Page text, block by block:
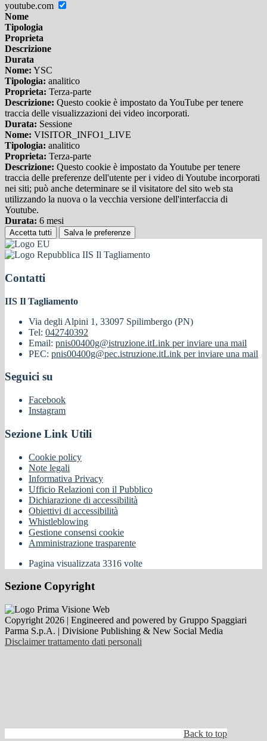
youtube.com
Nome
Tipologia
Proprieta
Descrizione
Durata
Nome: YSC
Tipologia: analitico
Proprieta: Terza-parte
Descrizione: Questo cookie è impostato da YouTube per tenere
traccia delle visualizzazioni dei video incorporati.
Durata: Sessione
Nome: VISITOR_INFO1_LIVE
Tipologia: analitico
Proprieta: Terza-parte
Descrizione: Questo cookie è impostato da Youtube per tenere
traccia delle preferenze dell'utente per i video di Youtube incorporati
nei siti; può anche determinare se il visitatore del sito web sta
utilizzando la nuova o la vecchia versione dell'interfaccia di
Youtube.
Durata: 6 mesi
Accetta tutti Salva le preferenze
IIS Il Tagliamento
Contatti
IIS Il Tagliamento
Via degli Alpini 1, 33097 Spilimbergo (PN)
Tel: 042740392
Email: pnis00400g@istruzione.itLink per inviare una mail
PEC: pnis00400g@pec.istruzione.itLink per inviare una mail
Seguici su
Facebook
Instagram
Sezione Link Utili
Cookie policy
Note legali
Informativa Privacy
Ufficio Relazioni con il Pubblico
Dichiarazione di accessibilità
Obiettivi di accessibilità
Whistleblowing
Gestione consensi cookie
Amministrazione trasparente
Pagina visualizzata 3316 volte
Sezione Copyright
Copyright 2026 | Engineered and powered by Gruppo Spaggiari
Parma S.p.A. | Divisione Publishing & New Social Media
Disclaimer trattamento dati personali
Back to top